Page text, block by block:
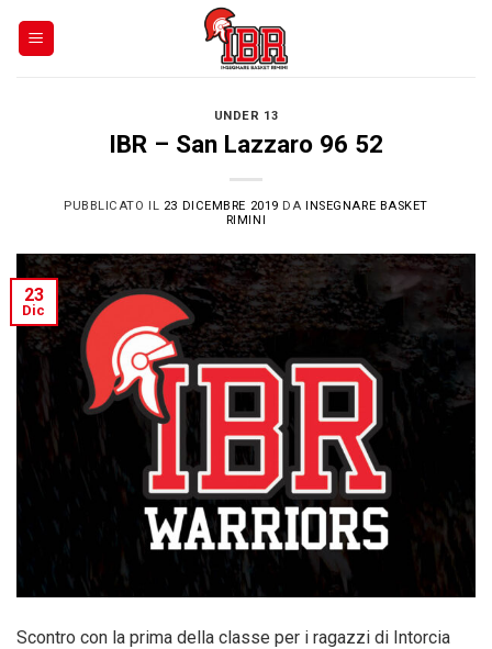
UNDER 13
IBR – San Lazzaro 96 52
PUBBLICATO IL 23 DICEMBRE 2019 DAINSEGNARE BASKET
RIMINI
23
Dic
Scontro con la prima della classe per i ragazzi di Intorcia